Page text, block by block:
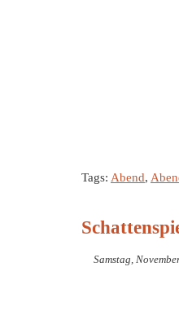
Tags: Abend,
Samstag,